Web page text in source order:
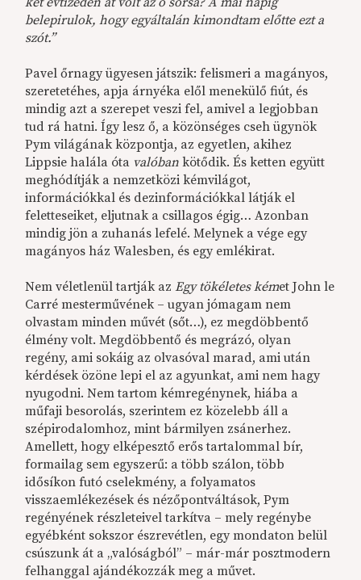
belepirulok, hogy egyáltalán kimondtam előtte ezt a
szót.”
Pavel őrnagy ügyesen játszik: felismeri a magányos,
szeretetéhes, apja árnyéka elől menekülő fiút, és
mindig azt a szerepet veszi fel, amivel a legjobban
tud rá hatni. Így lesz ő, a közönséges cseh ügynök
Pym világának központja, az egyetlen, akihez
Lippsie halála óta valóban kötődik. És ketten együtt
meghódítják a nemzetközi kémvilágot,
információkkal és dezinformációkkal látják el
feletteseiket, eljutnak a csillagos égig… Azonban
mindig jön a zuhanás lefelé. Melynek a vége egy
magányos ház Walesben, és egy emlékirat.
Nem véletlenül tartják azEgy tökéletes kémet John le
Carré mesterművének – ugyan jómagam nem
olvastam minden művét (sőt…), ez megdöbbentő
élmény volt. Megdöbbentő és megrázó, olyan
regény, ami sokáig az olvasóval marad, ami után
kérdések özöne lepi el az agyunkat, ami nem hagy
nyugodni. Nem tartom kémregénynek, hiába a
műfaji besorolás, szerintem ez közelebb áll a
szépirodalomhoz, mint bármilyen zsánerhez.
Amellett, hogy elképesztő erős tartalommal bír,
formailag sem egyszerű: a több szálon, több
idősíkon futó cselekmény, a folyamatos
visszaemlékezések és nézőpontváltások, Pym
regényének részleteivel tarkítva – mely regénybe
egyébként sokszor észrevétlen, egy mondaton belül
csúszunk át a „valóságból” – már-már posztmodern
felhanggal ajándékozzák meg a művet.